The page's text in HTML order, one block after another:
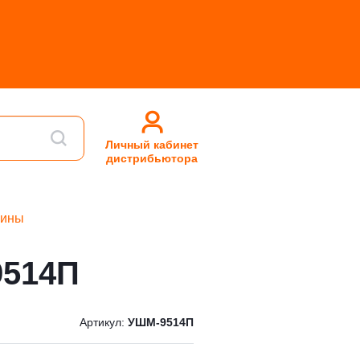
Личный кабинет
дистрибьютора
Артикул: УШМ-9514П